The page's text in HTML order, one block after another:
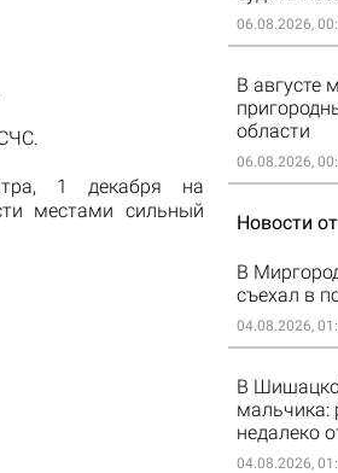
.
1 декабря на
местами сильный
06.08.2026,
В августе
области
06.08.2026,
Новости
В
съехал в
04.08.2026,
В
мальчика:
недалеко
04.08.2026,